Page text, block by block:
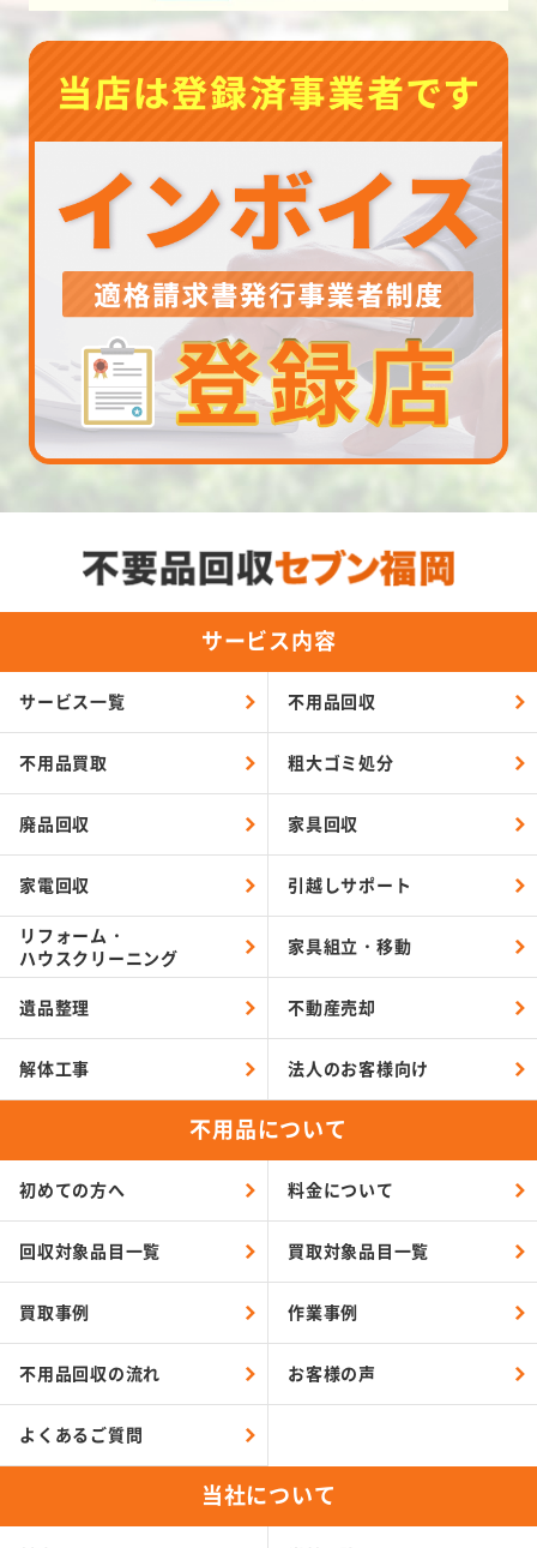
サービス内容
サービス一覧 不用品回収
不用品買取 粗大ゴミ処分
廃品回収 家具回収
家電回収 引越しサポート
リフォーム・
ハウスクリーニング
家具組立・移動
遺品整理 不動産売却
解体工事 法人のお客様向け
不用品について
初めての方へ 料金について
回収対象品目一覧 買取対象品目一覧
買取事例 作業事例
不用品回収の流れ お客様の声
よくあるご質問
当社について